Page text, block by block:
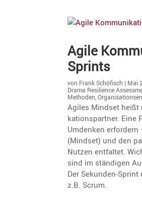
Agile
Sprints
von Frank Schöfisch | Mai
Drama Resilience
Methoden ,
Agiles Mindset heißt
ka­ti­ons­partner. Eine
Umdenken
(Mindset) und den
Nutzen entfaltet.
sind im ständigen
Der Sekunden-
z.B. Scrum.